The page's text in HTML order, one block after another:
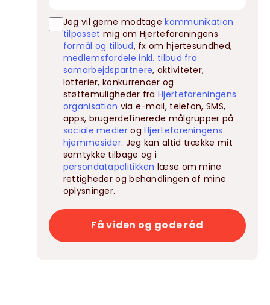
Jeg vil gerne modtagekommunikation
tilpasset mig om Hjerteforeningens
formål og tilbud, fx om hjertesundhed,
medlemsfordele inkl. tilbud fra
samarbejdspartnere, aktiviteter,
lotterier, konkurrencer og
støttemuligheder fraHjerteforeningens
organisation via e-mail, telefon, SMS,
apps, brugerdefinerede målgrupper på
sociale medierogHjerteforeningens
hjemmesider. Jeg kan altid trække mit
samtykke tilbage og i
persondatapolitikken læse om mine
rettigheder og behandlingen af mine
oplysninger.
Få viden og gode råd